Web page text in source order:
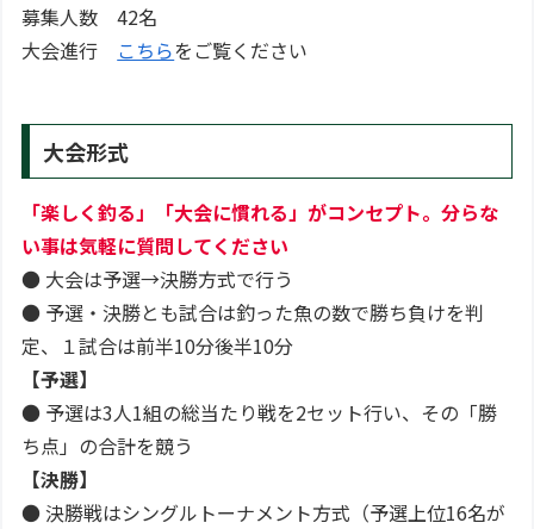
募集人数 42名
大会進行 こちらをご覧ください
大会形式
「楽しく釣る」「大会に慣れる」がコンセプト。分らな
い事は気軽に質問してください
● 大会は予選→決勝方式で行う
● 予選・決勝とも試合は釣った魚の数で勝ち負けを判
定、１試合は前半10分後半10分
【予選】
● 予選は3人1組の総当たり戦を2セット行い、その「勝
ち点」の合計を競う
【決勝】
● 決勝戦はシングルトーナメント方式（予選上位16名が